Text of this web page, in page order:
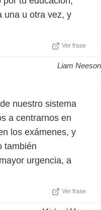
una u otra vez, y
Ver frase
Liam Neeson
nuestro sistema
a centrarnos en
los exámenes, y
también
urgencia, a
Ver frase